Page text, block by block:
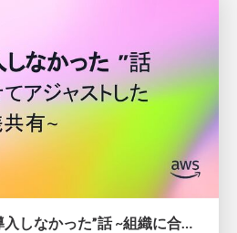
AI-DLCを “そのまま導入しなかった”話 ~組織に合わせてアジャストした 私たちの実践共有~